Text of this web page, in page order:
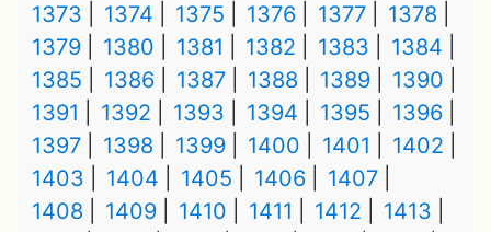
1373
1374 1375 1376 1377
1378
1379
1380 1381 1382 1383
1384
1385
1386 1387 1388 1389
1390
1391
1392 1393 1394 1395
1396
1397
1398 1399 1400 1401
1402
1403
1404 1405 1406
1407
1408
1409 1410 1411 1412
1413